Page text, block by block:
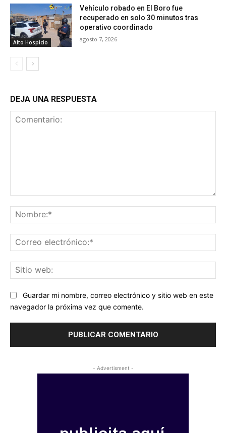
Alto Hospicio
Vehículo robado en El Boro fue
recuperado en solo 30 minutos tras
operativo coordinado
agosto 7, 2026
DEJA UNA RESPUESTA
Guardar mi nombre, correo electrónico y sitio web en este
navegador la próxima vez que comente.
- Advertisment -